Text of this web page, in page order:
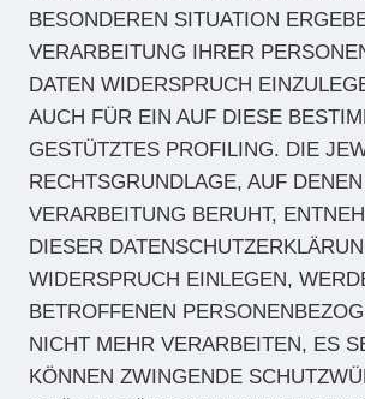
BESONDEREN SITUATION
VERARBEITUNG IHRER
DATEN WIDERSPRUCH
AUCH FÜR EIN AUF DIESE
GESTÜTZTES PROFILING. DIE
RECHTSGRUNDLAGE, AUF
VERARBEITUNG BERUHT,
DIESER
WIDERSPRUCH EINLEGEN,
BETROFFENEN
NICHT MEHR VERARBEITEN, ES
KÖNNEN ZWINGENDE